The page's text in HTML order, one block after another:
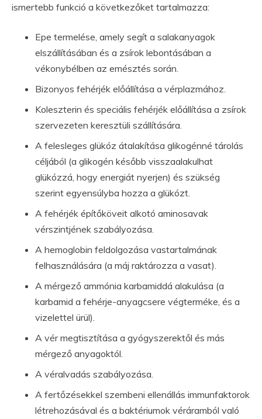
ismertebb funkció a következőket tartalmazza:
Epe termelése, amely segít a salakanyagok
elszállításában és a zsírok lebontásában a
vékonybélben az emésztés során.
Bizonyos fehérjék előállítása a vérplazmához.
Koleszterin és speciális fehérjék előállítása a zsírok
szervezeten keresztüli szállítására.
A felesleges glükóz átalakítása glikogénné tárolás
céljából (a glikogén később visszaalakulhat
glükózzá, hogy energiát nyerjen) és szükség
szerint egyensúlyba hozza a glükózt.
A fehérjék építőköveit alkotó aminosavak
vérszintjének szabályozása.
A hemoglobin feldolgozása vastartalmának
felhasználására (a máj raktározza a vasat).
A mérgező ammónia karbamiddá alakulása (a
karbamid a fehérje-anyagcsere végterméke, és a
vizelettel ürül).
A vér megtisztítása a gyógyszerektől és más
mérgező anyagoktól.
A véralvadás szabályozása.
A fertőzésekkel szembeni ellenállás immunfaktorok
létrehozásával és a baktériumok véráramból való